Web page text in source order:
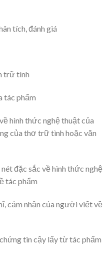
tích, đánh giá
trữ tình
tác phẩm
hình thức nghệ thuật của
của thơ trữ tình hoặc văn
đặc sắc về hình thức nghệ
tác phẩm
cảm nhận của người viết về
tin cậy lấy từ tác phẩm